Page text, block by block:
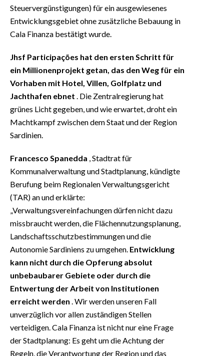
Steuervergünstigungen) für ein ausgewiesenes
Entwicklungsgebiet ohne zusätzliche Bebauung in
Cala Finanza bestätigt wurde.
Jhsf Participações hat den ersten Schritt für
ein Millionenprojekt getan, das den Weg für ein
Vorhaben mit Hotel, Villen, Golfplatz und
Jachthafen ebnet . Die Zentralregierung hat
grünes Licht gegeben, und wie erwartet, droht ein
Machtkampf zwischen dem Staat und der Region
Sardinien.
Francesco Spanedda , Stadtrat für
Kommunalverwaltung und Stadtplanung, kündigte
Berufung beim Regionalen Verwaltungsgericht
(TAR) an und erklärte:
„Verwaltungsvereinfachungen dürfen nicht dazu
missbraucht werden, die Flächennutzungsplanung,
Landschaftsschutzbestimmungen und die
Autonomie Sardiniens zu umgehen. Entwicklung
kann nicht durch die Opferung absolut
unbebaubarer Gebiete oder durch die
Entwertung der Arbeit von Institutionen
erreicht werden . Wir werden unseren Fall
unverzüglich vor allen zuständigen Stellen
verteidigen. Cala Finanza ist nicht nur eine Frage
der Stadtplanung: Es geht um die Achtung der
Regeln, die Verantwortung der Region und das